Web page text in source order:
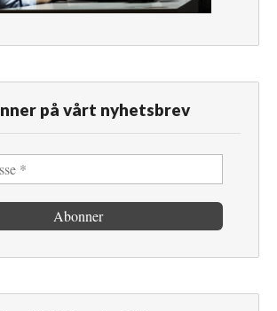
på vårt nyhetsbrev